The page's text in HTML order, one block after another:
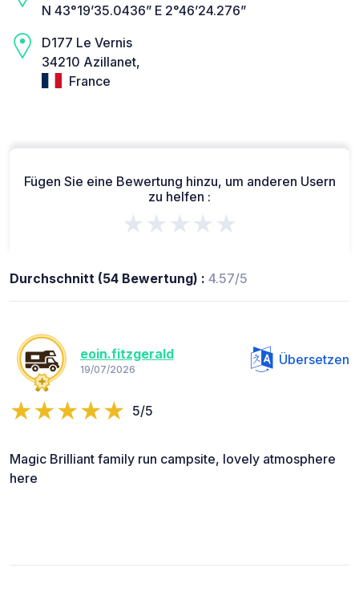
N 43°19’35.0436” E 2°46’24.276”
D177 Le Vernis
34210 Azillanet,
France
Fügen Sie eine Bewertung hinzu, um anderen Usern
zu helfen :
★★★★★
Durchschnitt (54 Bewertung) : 4.57/5
eoin.fitzgerald
19/07/2026
Übersetzen
5/5
Magic Brilliant family run campsite, lovely atmosphere
here